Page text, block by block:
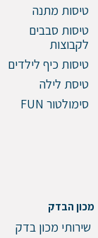
טיסות מתנה
טיסות סבבים
לקבוצות
טיסות כיף לילדים
טיסת לילה
סימולטור FUN
מכון הבדק
שירותי מכון בדק